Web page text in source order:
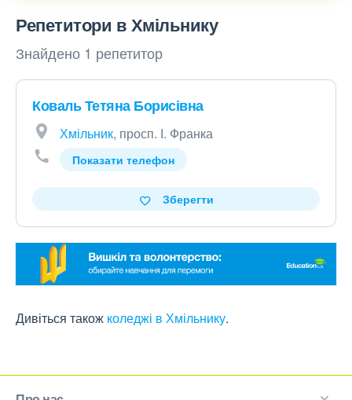
Репетитори в Хмільнику
Знайдено 1 репетитор
Коваль Тетяна Борисівна
Хмільник, просп. І. Франка
Показати телефон
Зберегти
Дивіться також коледжі в Хмільнику.